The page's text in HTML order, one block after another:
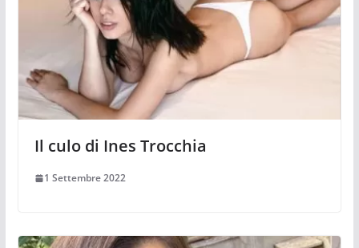
Il culo di Ines Trocchia
1 Settembre 2022